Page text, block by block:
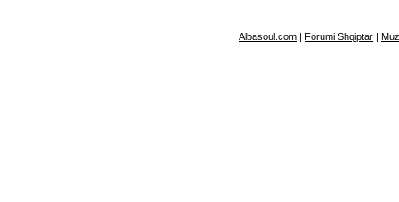
Albasoul.com | Forumi Shqiptar |